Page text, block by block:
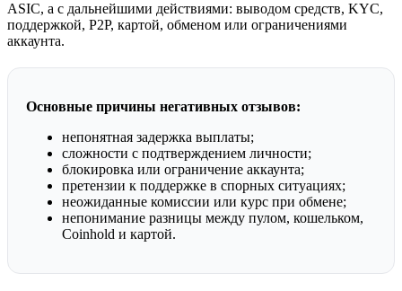
ASIC, а с дальнейшими действиями: выводом средств, KYC,
поддержкой, P2P, картой, обменом или ограничениями
аккаунта.
Основные причины негативных отзывов:
непонятная задержка выплаты;
сложности с подтверждением личности;
блокировка или ограничение аккаунта;
претензии к поддержке в спорных ситуациях;
неожиданные комиссии или курс при обмене;
непонимание разницы между пулом, кошельком,
Coinhold и картой.